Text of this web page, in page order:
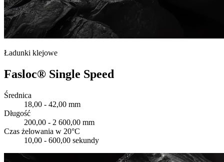
Ładunki klejowe
Fasloc® Single Speed
Średnica
18,00 - 42,00 mm
Długość
200,00 - 2 600,00 mm
Czas żelowania w 20°C
10,00 - 600,00 sekundy